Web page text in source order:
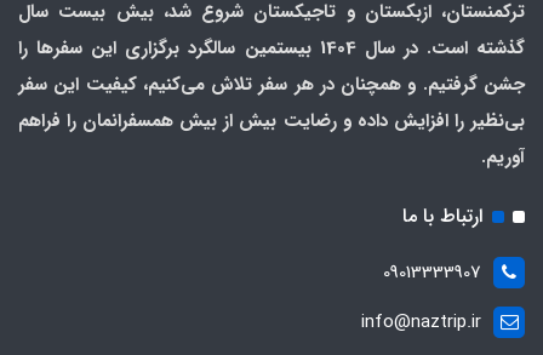
ترکمنستان، ازبکستان و تاجیکستان شروع شد، بیش بیست سال
گذشته است. در سال 1404 بیستمین سالگرد برگزاری این سفرها را
جشن گرفتیم. و همچنان در هر سفر تلاش می‌کنیم، کیفیت این سفر
بی‌نظیر را افزایش داده و رضایت بیش از بیش همسفرانمان را فراهم
آوریم.
ارتباط با ما
09013333907
info@naztrip.ir